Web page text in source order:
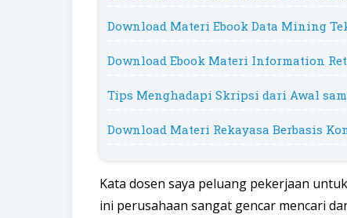
Download Materi Ebook Data Mining
Download Ebook Materi Information
Tips Menghadapi Skripsi dari Awal
Download Materi Rekayasa Berbasis
Kata dosen saya peluang pekerjaan
ini perusahaan sangat gencar mencari